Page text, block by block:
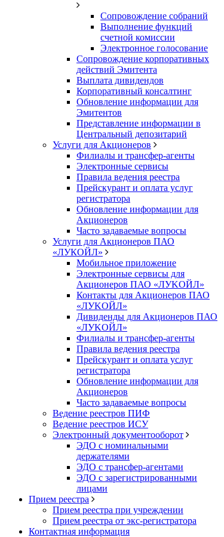
Сопровождение собраний
Выполнение функций
счетной комиссии
Электронное голосование
Сопровождение корпоративных
действий Эмитента
Выплата дивидендов
Корпоративный консалтинг
Обновление информации для
Эмитентов
Представление информации в
Центральный депозитарий
Услуги для Акционеров
Филиалы и трансфер-агенты
Электронные сервисы
Правила ведения реестра
Прейскурант и оплата услуг
регистратора
Обновление информации для
Акционеров
Часто задаваемые вопросы
Услуги для Акционеров ПАО
«ЛУКОЙЛ»
Мобильное приложение
Электронные сервисы для
Акционеров ПАО «ЛУKOЙЛ»
Контакты для Акционеров ПАО
«ЛУKOЙЛ»
Дивиденды для Акционеров ПАО
«ЛУKOЙЛ»
Филиалы и трансфер-агенты
Правила ведения реестра
Прейскурант и оплата услуг
регистратора
Обновление информации для
Акционеров
Часто задаваемые вопросы
Ведение реестров ПИФ
Ведение реестров ИСУ
Электронный документооборот
ЭДО с номинальными
держателями
ЭДО с трансфер-агентами
ЭДО с зарегистрированными
лицами
Прием реестра
Прием реестра при учреждении
Прием реестра от экс-регистратора
Контактная информация